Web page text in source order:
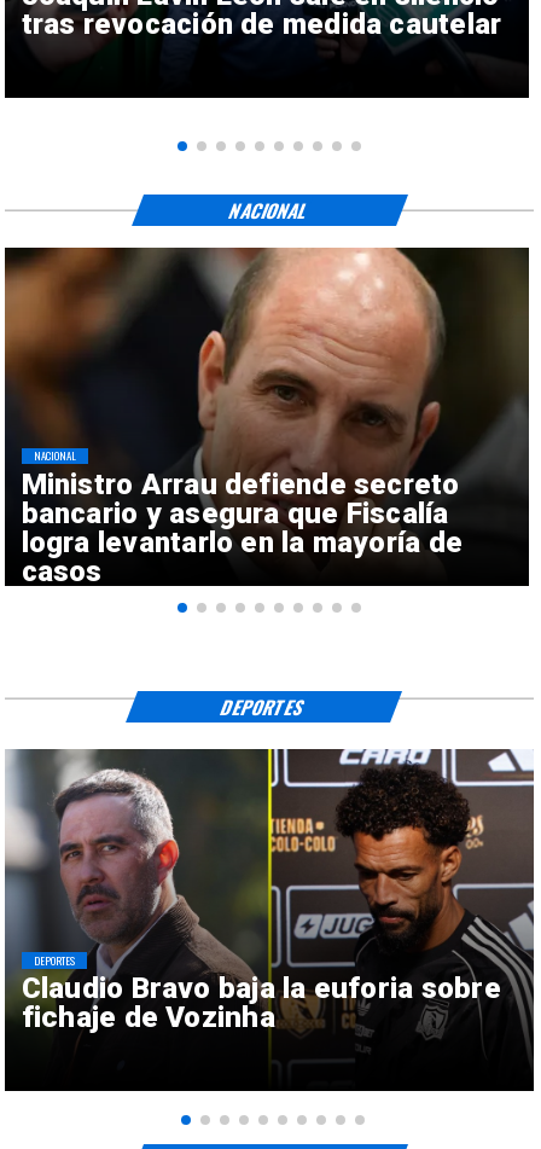
tras revocación de medida cautelar
Ministro Arrau defiende secreto
bancario y asegura que Fiscalía
logra levantarlo en la mayoría de
casos
NACIONAL
NACIONAL
Claudio Bravo baja la euforia sobre
fichaje de Vozinha
DEPORTES
DEPORTES